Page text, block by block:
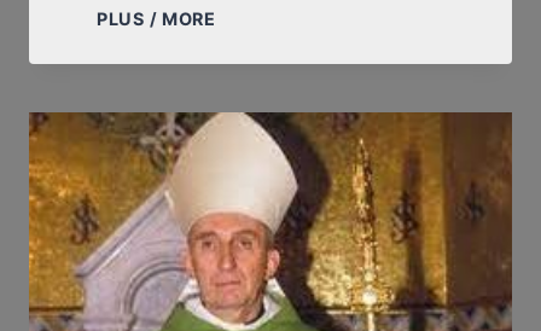
PLUS / MORE
SECOND
LEUCHTER